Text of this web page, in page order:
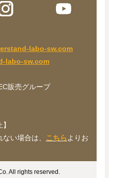
labo-sw.com
labo-sw.com
販売グループ
い場合は、
こちらよりお
All rights reserved.